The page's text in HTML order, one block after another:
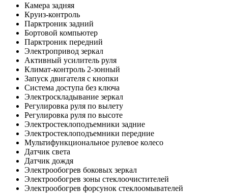
Камера задняя
Круиз-контроль
Парктроник задний
Бортовой компьютер
Парктроник передний
Электропривод зеркал
Активный усилитель руля
Климат-контроль 2-зонный
Запуск двигателя с кнопки
Система доступа без ключа
Электроскладывание зеркал
Регулировка руля по вылету
Регулировка руля по высоте
Электростеклоподъемники задние
Электростеклоподъемники передние
Мультифункциональное рулевое колесо
Датчик света
Датчик дождя
Электрообогрев боковых зеркал
Электрообогрев зоны стеклоочистителей
Электрообогрев форсунок стеклоомывателей